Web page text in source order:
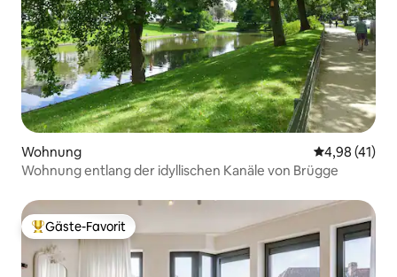
Wohnung
4,98 (41)
Wohnung entlang der idyllischen Kanäle von Brügge
Beliebter Gäste-Favorit.
Gäste-Favorit